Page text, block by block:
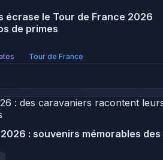
écrase le Tour de France 2026
de primes
Tour de France
: souvenirs mémorables des